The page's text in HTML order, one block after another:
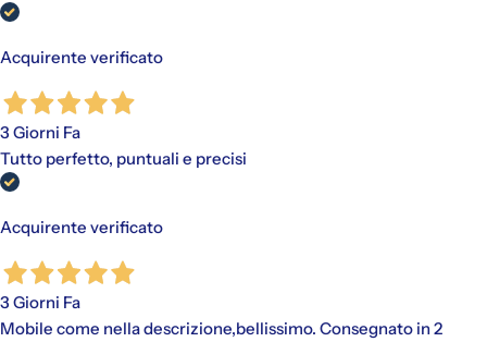
Acquirente verificato
3 Giorni Fa
Tutto perfetto, puntuali e precisi
Acquirente verificato
3 Giorni Fa
Mobile come nella descrizione,bellissimo. Consegnato in 2